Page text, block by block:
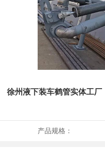
徐州液下装车鹤管实体工厂
产品规格：